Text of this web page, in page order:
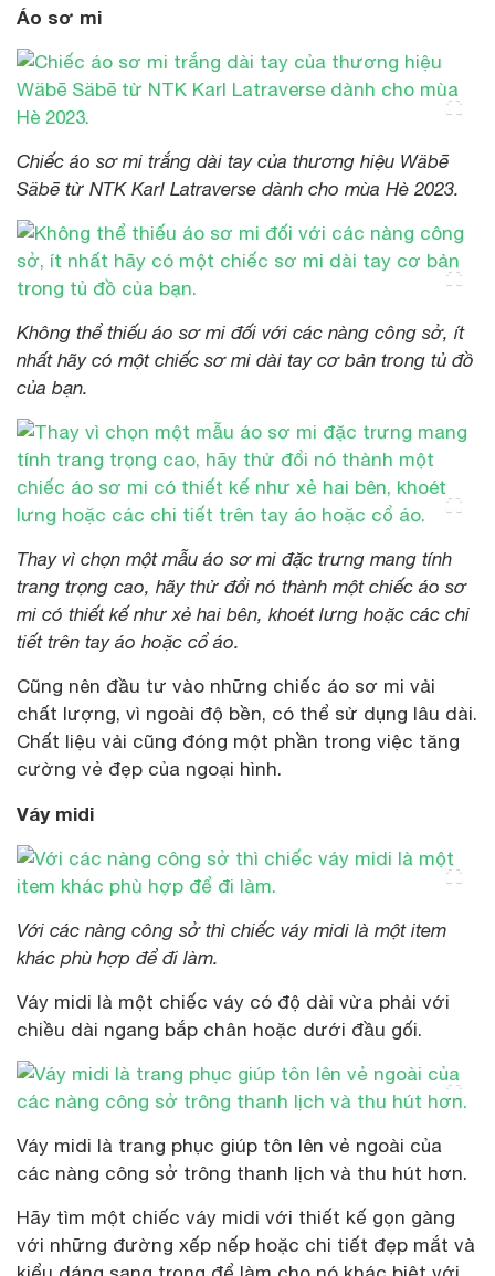
Áo sơ mi
Chiếc áo sơ mi trắng dài tay của thương hiệu Wäbē
Säbē từ NTK Karl Latraverse dành cho mùa Hè 2023.
Không thể thiếu áo sơ mi đối với các nàng công sở, ít
nhất hãy có một chiếc sơ mi dài tay cơ bản trong tủ đồ
của bạn.
Thay vì chọn một mẫu áo sơ mi đặc trưng mang tính
trang trọng cao, hãy thử đổi nó thành một chiếc áo sơ
mi có thiết kế như xẻ hai bên, khoét lưng hoặc các chi
tiết trên tay áo hoặc cổ áo.
Cũng nên đầu tư vào những chiếc áo sơ mi vải
chất lượng, vì ngoài độ bền, có thể sử dụng lâu dài.
Chất liệu vải cũng đóng một phần trong việc tăng
cường vẻ đẹp của ngoại hình.
Váy midi
Với các nàng công sở thì chiếc váy midi là một item
khác phù hợp để đi làm.
Váy midi là một chiếc váy có độ dài vừa phải với
chiều dài ngang bắp chân hoặc dưới đầu gối.
Váy midi là trang phục giúp tôn lên vẻ ngoài của
các nàng công sở trông thanh lịch và thu hút hơn.
Hãy tìm một chiếc váy midi với thiết kế gọn gàng
với những đường xếp nếp hoặc chi tiết đẹp mắt và